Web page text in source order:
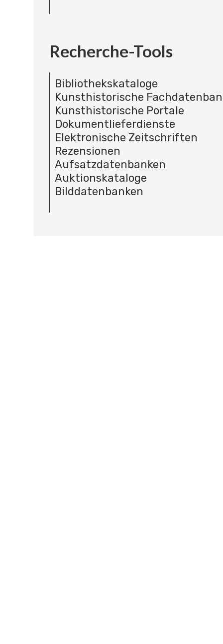
Recherche-Tools
Bibliothekskataloge
Kunsthistorische
Kunsthistorische Portale
Dokumentlieferdienste
Elektronische Zeitschriften
Rezensionen
Aufsatzdatenbanken
Auktionskataloge
Bilddatenbanken